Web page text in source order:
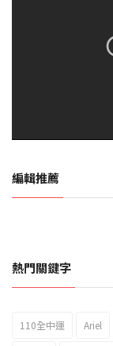
編輯推薦
2023新北市
熱門關鍵字
110全中運 Ariel